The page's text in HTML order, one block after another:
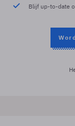
Blijf up-to-date